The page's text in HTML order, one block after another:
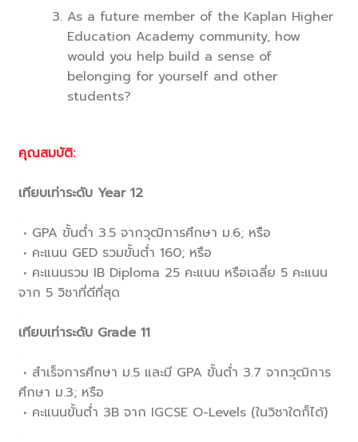
As a future member of the Kaplan Higher
Education Academy community, how
would you help build a sense of
belonging for yourself and other
students?
คุณสมบัติ:
เทียบเท่าระดับ Year 12
• GPA ขั้นต่ำ 3.5 จากวุฒิการศึกษา ม.6; หรือ
• คะแนน GED รวมขั้นต่ำ 160; หรือ
• คะแนนรวม IB Diploma 25 คะแนน หรือเฉลี่ย 5 คะแนน
จาก 5 วิชาที่ดีที่สุด
เทียบเท่าระดับ Grade 11
• สำเร็จการศึกษา ม.5 และมี GPA ขั้นต่ำ 3.7 จากวุฒิการ
ศึกษา ม.3; หรือ
• คะแนนขั้นต่ำ 3B จาก IGCSE O-Levels (ในวิชาใดก็ได้)